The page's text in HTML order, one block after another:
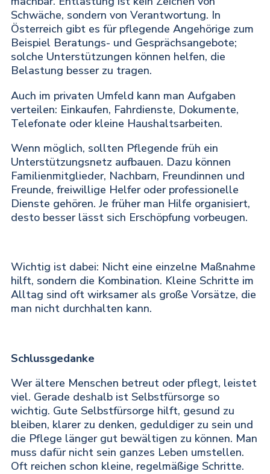
Schwäche, sondern von Verantwortung. In
Österreich gibt es für pflegende Angehörige zum
Beispiel Beratungs- und Gesprächsangebote;
solche Unterstützungen können helfen, die
Belastung besser zu tragen.
Auch im privaten Umfeld kann man Aufgaben
verteilen: Einkaufen, Fahrdienste, Dokumente,
Telefonate oder kleine Haushaltsarbeiten.
Wenn möglich, sollten Pflegende früh ein
Unterstützungsnetz aufbauen. Dazu können
Familienmitglieder, Nachbarn, Freundinnen und
Freunde, freiwillige Helfer oder professionelle
Dienste gehören. Je früher man Hilfe organisiert,
desto besser lässt sich Erschöpfung vorbeugen.
Wichtig ist dabei: Nicht eine einzelne Maßnahme
hilft, sondern die Kombination. Kleine Schritte im
Alltag sind oft wirksamer als große Vorsätze, die
man nicht durchhalten kann.
Schlussgedanke
Wer ältere Menschen betreut oder pflegt, leistet
viel. Gerade deshalb ist Selbstfürsorge so
wichtig. Gute Selbstfürsorge hilft, gesund zu
bleiben, klarer zu denken, geduldiger zu sein und
die Pflege länger gut bewältigen zu können. Man
muss dafür nicht sein ganzes Leben umstellen.
Oft reichen schon kleine, regelmäßige Schritte.